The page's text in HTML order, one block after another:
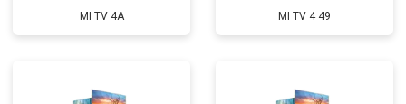
MI TV 4A MI TV 4 49